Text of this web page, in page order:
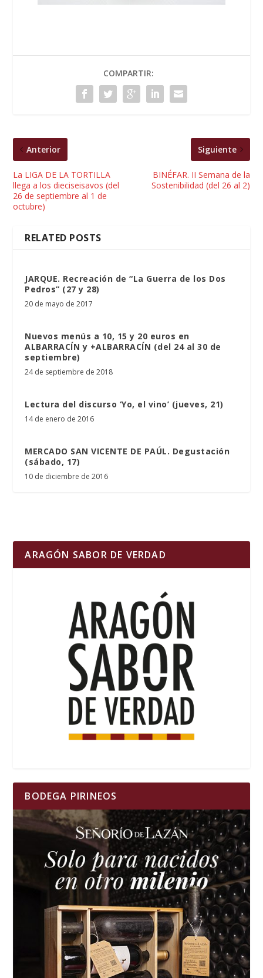
COMPARTIR:
Anterior
La LIGA DE LA TORTILLA
llega a los dieciseisavos (del
26 de septiembre al 1 de
octubre)
Siguiente
BINÉFAR. II Semana de la
Sostenibilidad (del 26 al 2)
RELATED POSTS
JARQUE. Recreación de “La Guerra de los Dos
Pedros” (27 y 28)
20 de mayo de 2017
Nuevos menús a 10, 15 y 20 euros en
ALBARRACÍN y +ALBARRACÍN (del 24 al 30 de
septiembre)
24 de septiembre de 2018
Lectura del discurso ‘Yo, el vino’ (jueves, 21)
14 de enero de 2016
MERCADO SAN VICENTE DE PAÚL. Degustación
(sábado, 17)
10 de diciembre de 2016
ARAGÓN SABOR DE VERDAD
BODEGA PIRINEOS